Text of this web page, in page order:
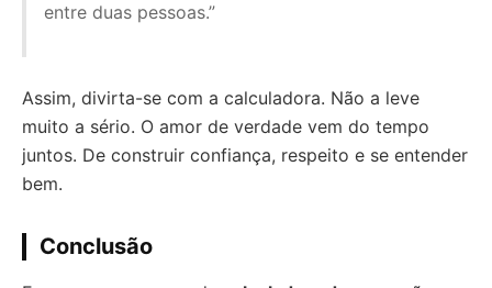
entre duas pessoas.”
Assim, divirta-se com a calculadora. Não a leve
muito a sério. O amor de verdade vem do tempo
juntos. De construir confiança, respeito e se entender
bem.
Conclusão